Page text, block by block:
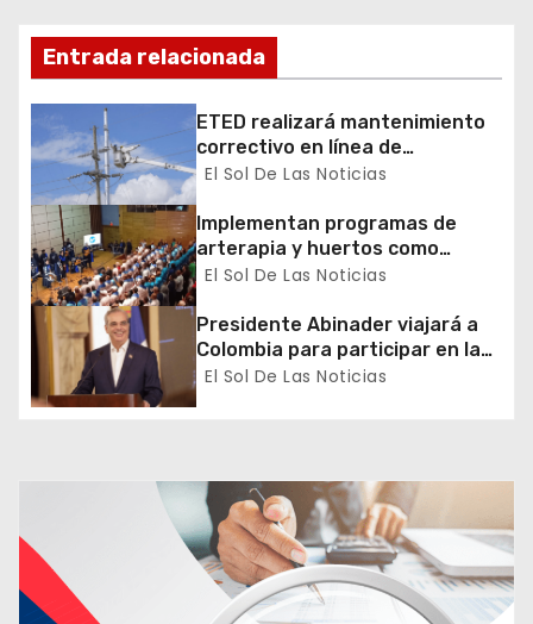
d
e
e
n
t
r
a
d
Entrada relacionada
ETED realizará mantenimiento
correctivo en línea de
transmisión de la región Sur
El Sol De Las Noticias
Implementan programas de
arterapia y huertos como
herramientas para la
social
El Sol De Las Noticias
Presidente Abinader viajará a
Colombia para participar en la
toma de posesión de Abelardo
de la Espriella
El Sol De Las Noticias